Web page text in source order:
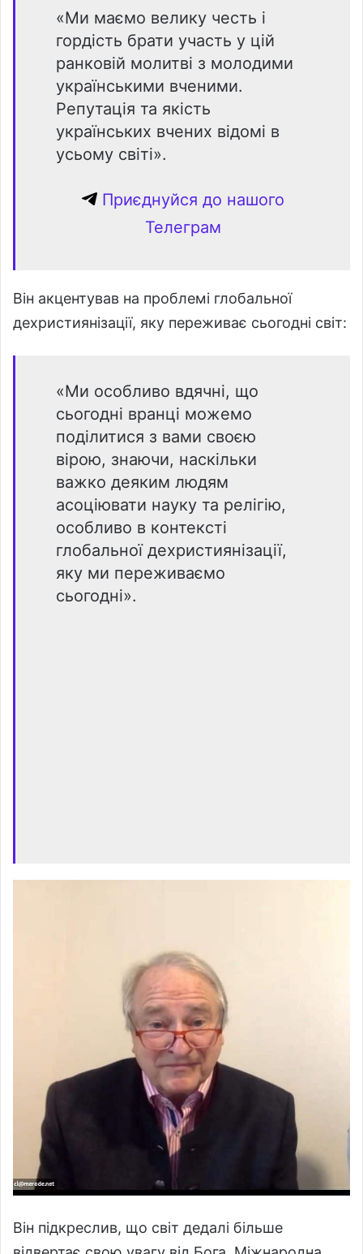
«Ми маємо велику честь і
гордість брати участь у цій
ранковій молитві з молодими
українськими вченими.
Репутація та якість
українських вчених відомі в
усьому світі».
Приєднуйся до нашого
Телеграм
Він акцентував на проблемі глобальної
дехристиянізації, яку переживає сьогодні світ:
«Ми особливо вдячні, що
сьогодні вранці можемо
поділитися з вами своєю
вірою, знаючи, наскільки
важко деяким людям
асоціювати науку та релігію,
особливо в контексті
глобальної дехристиянізації,
яку ми переживаємо
сьогодні».
Він підкреслив, що світ дедалі більше